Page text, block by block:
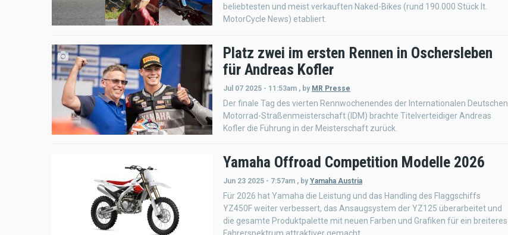
beliebtesten und meist verkauften Naked-Bikes (rund 190.000 Stück lt.
MotorCycle News) etabliert.
Platz zwei im ersten Rennen in Oschersleben
für Andreas Kofler
Jul 07 2025 - 11:53am , by MR Presse
Der finale Tag des vierten Rennwochenendes der Internationalen Deutschen
Motorrad-Straßenmeisterschaft (IDM) brachte Titelverteidiger Andreas
Kofler die Führung in der Meisterschaft zurück.
Yamaha Offroad Competition Modelle 2026
Jun 23 2025 - 7:57am , by Yamaha Austria
Für 2026 hat Yamaha die Leistung und das Handling des Flaggschiffs
YZ450F weiter verbessert, das Ansaugsystem der YZ125 überarbeitet und
die gesamte Produktpalette mit neuen Farben und Grafiken für ein breiteres
Fahrerspektrum attraktiver gemacht.